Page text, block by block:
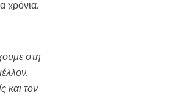
χρόνια,
στη
και τον